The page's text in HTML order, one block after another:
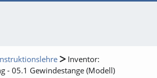
Inventor:
- 05.1 Gewindestange (Modell)